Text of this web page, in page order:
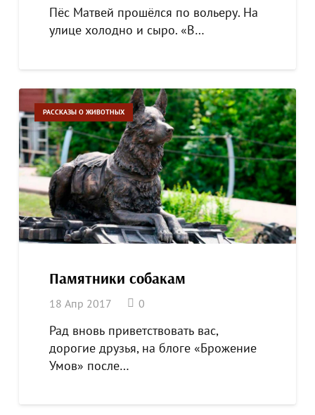
Пёс Матвей прошёлся по вольеру. На
улице холодно и сыро. «В…
РАССКАЗЫ О ЖИВОТНЫХ
Памятники собакам
18 Апр 2017 0
Рад вновь приветствовать вас,
дорогие друзья, на блоге «Брожение
Умов» после…